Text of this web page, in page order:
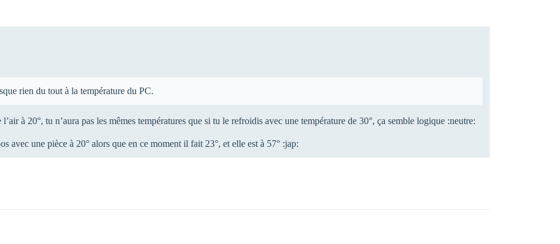
rien du tout à la température du PC.
à 20°, tu n’aura pas les mêmes températures que si tu le refroidis avec une température de 30°, ça semble logique :neutre:
avec une pièce à 20° alors que en ce moment il fait 23°, et elle est à 57° :jap: